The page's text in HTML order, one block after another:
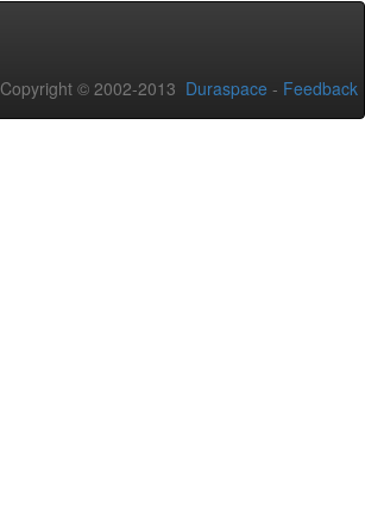
Copyright © 2002-2013 Duraspace - Feedback